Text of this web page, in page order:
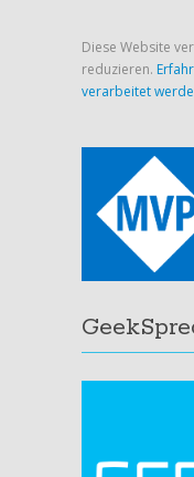
Diese Website
reduzieren.
verarbeitet